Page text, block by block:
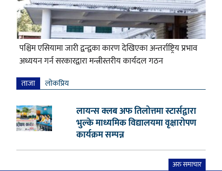
पश्चिम एसियामा जारी द्वन्द्वका कारण देखिएका अन्तर्राष्ट्रिय प्रभाव
अध्ययन गर्न सरकारद्वारा मन्त्रीस्तरीय कार्यदल गठन
ताजा लाेकप्रिय
लायन्स क्लब अफ तिलोत्तमा स्टार्सद्वारा
भुल्के माध्यमिक विद्यालयमा वृक्षारोपण
कार्यक्रम सम्पन्न
अरु समाचार